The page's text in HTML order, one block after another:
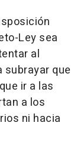
Ley sea
al
subrayar que
ir a las
a los
ni hacia